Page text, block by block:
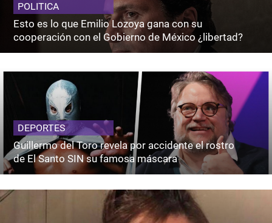
POLITICA
Esto es lo que Emilio Lozoya gana con su
cooperación con el Gobierno de México ¿libertad?
DEPORTES
Guillermo del Toro revela por accidente el rostro
de El Santo SIN su famosa máscara